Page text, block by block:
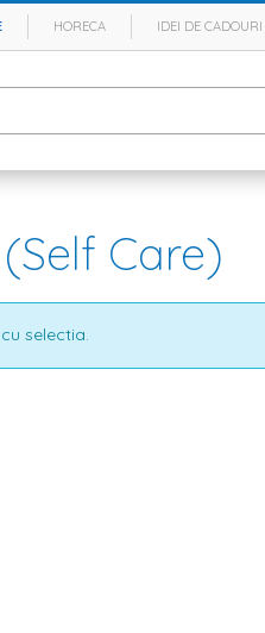
HORECA IDEI DE CADOURI
Care)
selectia.